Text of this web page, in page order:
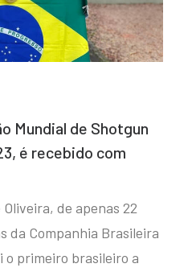
Mundial de Shotgun
é recebido com
de apenas 22
da Companhia Brasileira
o primeiro brasileiro a